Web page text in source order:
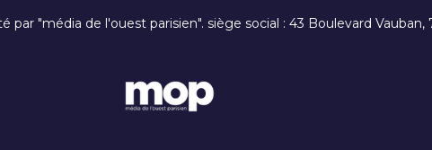
"média de l'ouest parisien". siège social : 43 Boulevard Vauban,